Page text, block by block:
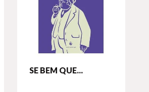
SE BEM QUE...